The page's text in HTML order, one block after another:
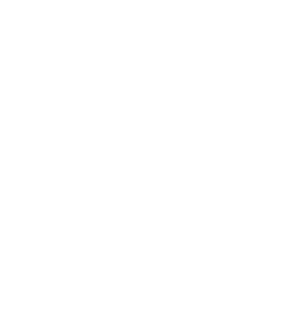
。
も
さ
・
ま
れ
者
だ
下、
ブチ
意
じ
装
い